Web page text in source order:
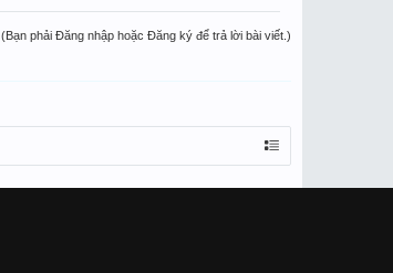
(Bạn phải Đăng nhập hoặc Đăng ký để trả lời bài viết.)